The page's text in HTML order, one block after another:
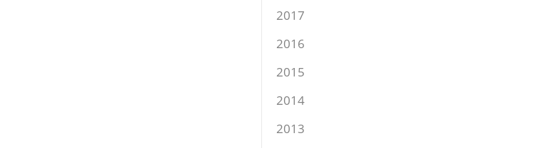
2017
2016
2015
2014
2013